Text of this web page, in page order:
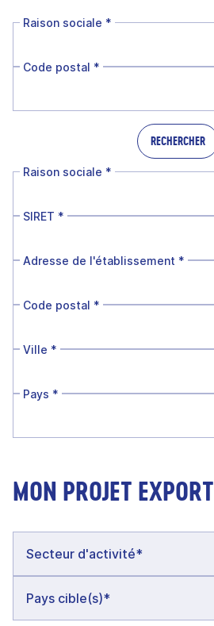
Raison sociale *
Code postal *
RECHERCHER
Raison sociale *
SIRET *
Adresse de l'établissement *
Code postal *
Ville *
Pays *
MON PROJET EXPORT